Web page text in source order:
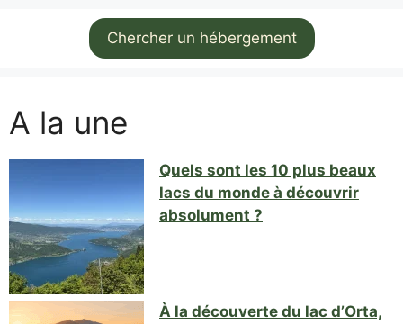
Chercher un hébergement
A la une
Quels sont les 10 plus beaux
lacs du monde à découvrir
absolument ?
À la découverte du lac d’Orta,